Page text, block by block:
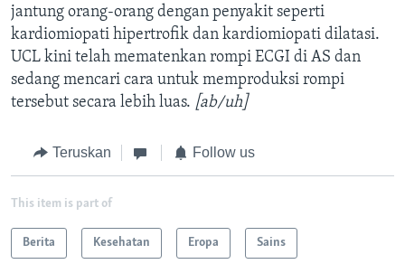
jantung orang-orang dengan penyakit seperti
kardiomiopati hipertrofik dan kardiomiopati dilatasi.
UCL kini telah mematenkan rompi ECGI di AS dan
sedang mencari cara untuk memproduksi rompi
tersebut secara lebih luas. [ab/uh]
Teruskan Follow us
This item is part of
Berita Kesehatan Eropa Sains